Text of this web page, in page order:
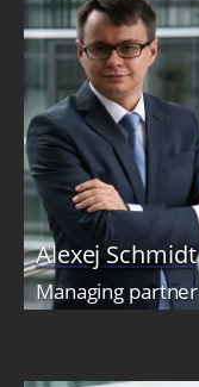
Alexej Schmidt
Managing partner